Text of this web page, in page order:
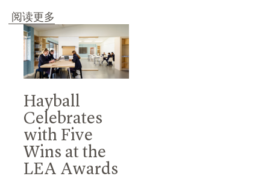
阅读更多
Hayball
Celebrates
with Five
Wins at the
LEA Awards